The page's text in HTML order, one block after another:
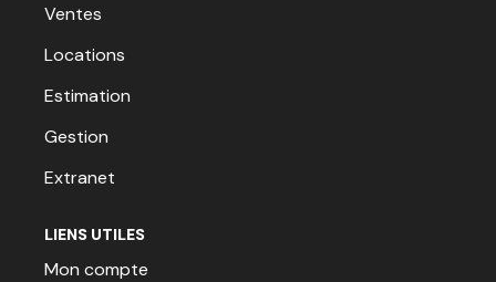
Ventes
Locations
Estimation
Gestion
Extranet
LIENS UTILES
Mon compte